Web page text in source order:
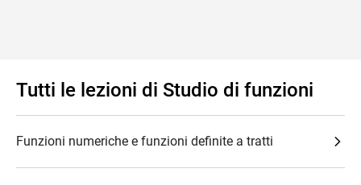
Tutti le lezioni di Studio di funzioni
Funzioni numeriche e funzioni definite a tratti